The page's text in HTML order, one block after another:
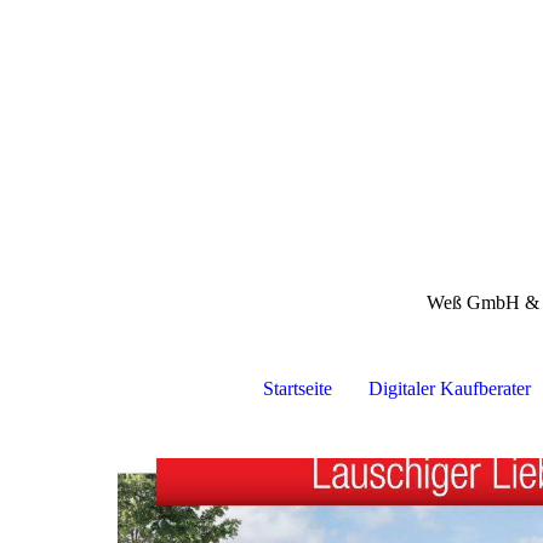
Weß GmbH
Startseite Digitaler Kaufberater